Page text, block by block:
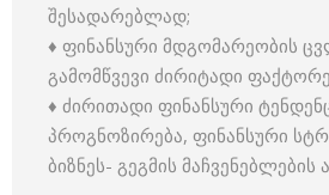
შესადარებლად;
♦ ფინანსური მდგომარეობის
გამომწვევი ძირიტადი
♦ ძირითადი ფინანსური
პროგნოზირება, ფინანსური
ბიზნეს- გეგმის მაჩვენებლების